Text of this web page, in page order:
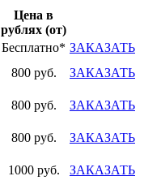
Цена в
рублях (от)
Бесплатно* ЗАКАЗАТЬ
800 руб.
ЗАКАЗАТЬ
800 руб.
ЗАКАЗАТЬ
800 руб.
ЗАКАЗАТЬ
1000 руб.
ЗАКАЗАТЬ